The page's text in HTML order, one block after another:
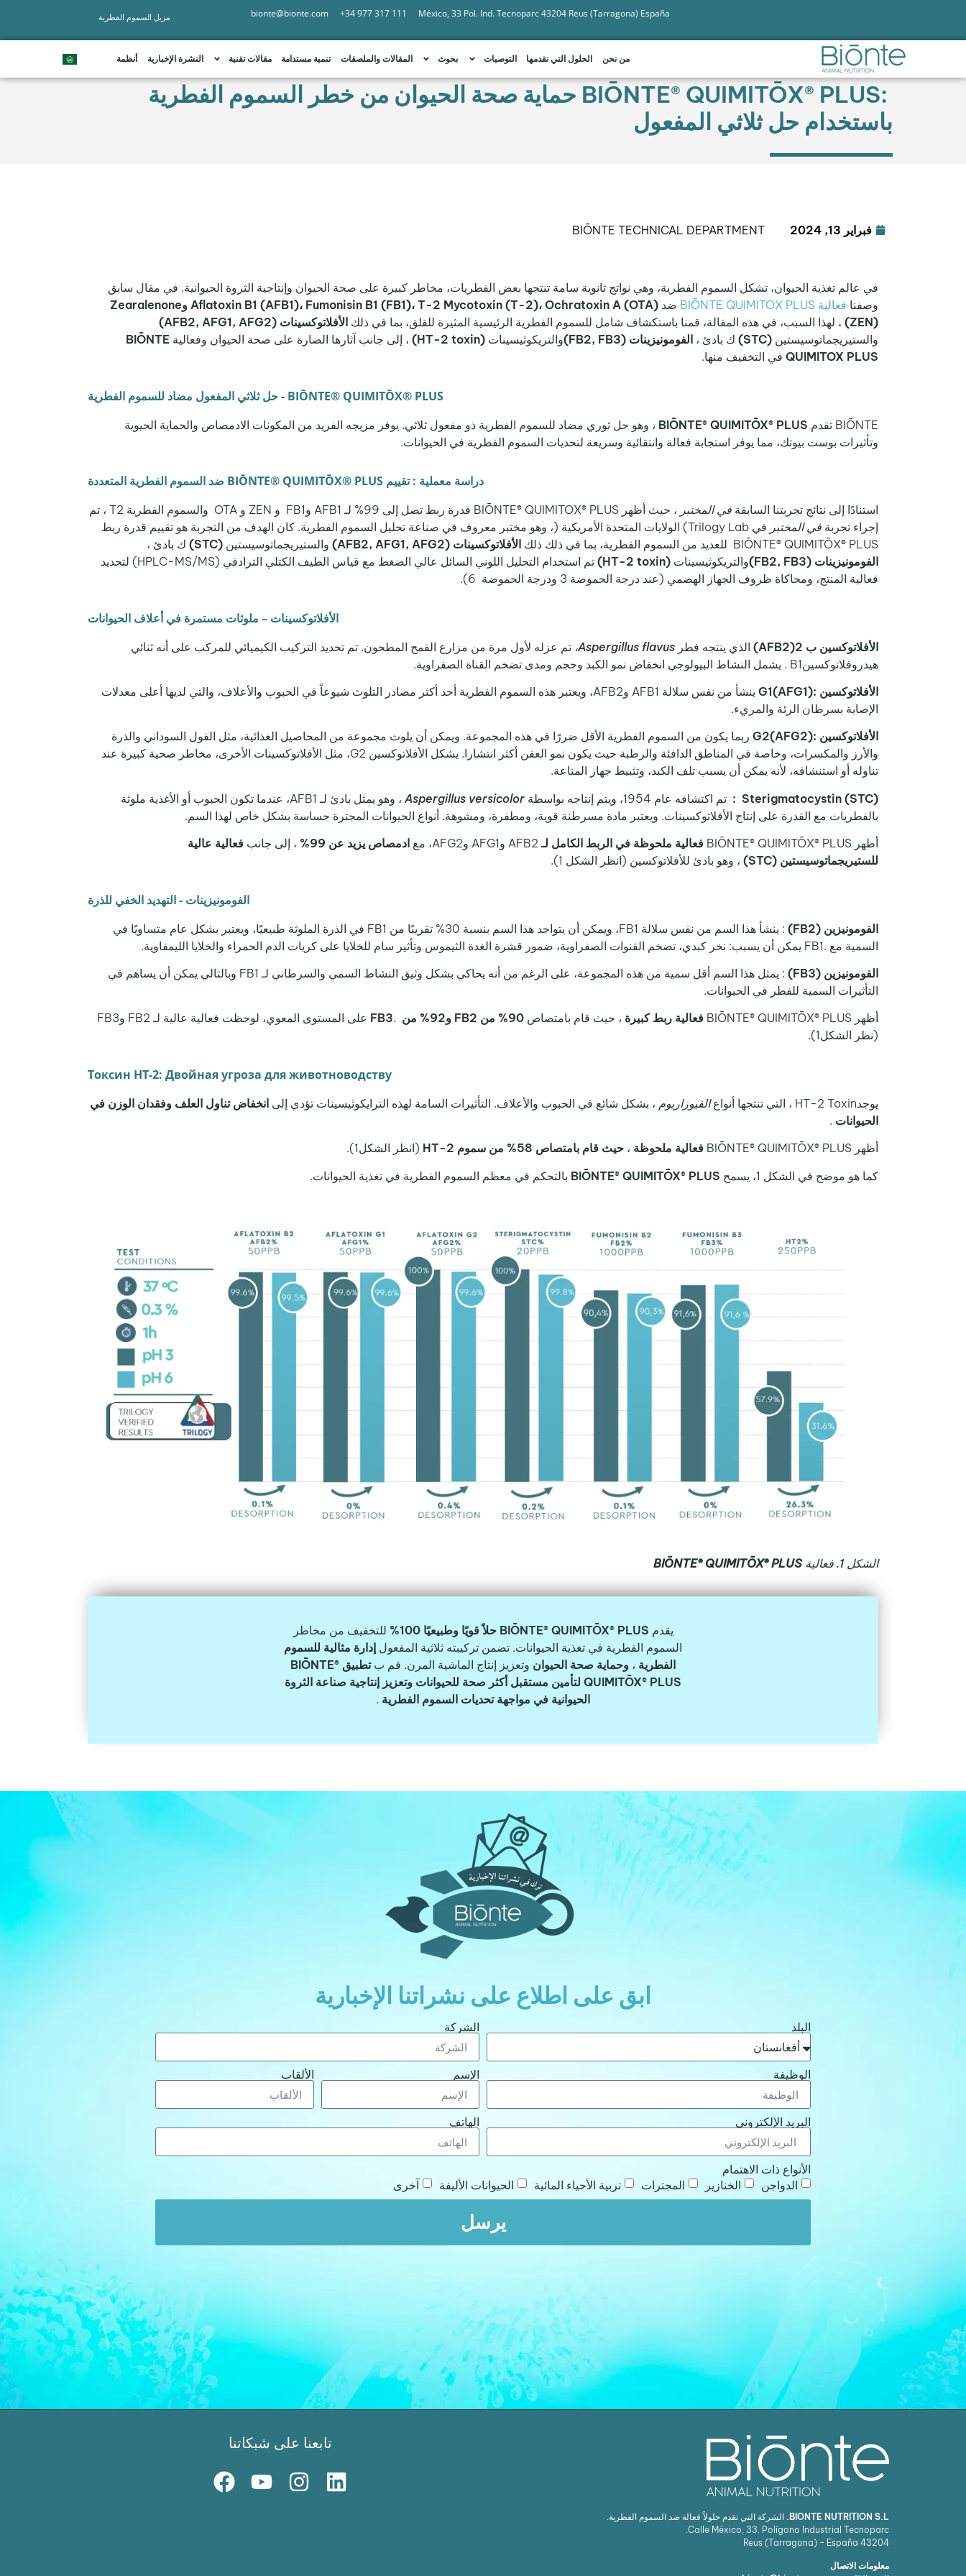
México, 33 Pol. Ind. Tecnoparc 43204 Reus (Tarragona) España
+34 977 317 111
bionte@bionte.com مزيل السموم الفطرية
من نحن الحلول التي نقدمها التوصيات بحوث المقالات والملصقات تنمية مستدامة مقالات تقنية النشرة الإخبارية أنظمة
:BIŌNTE® QUIMITŌX® PLUS حماية صحة الحيوان من خطر السموم الفطرية
باستخدام حل ثلاثي المفعول
فبراير 13, 2024 BIŌNTE TECHNICAL DEPARTMENT
في عالم تغذية الحيوان، تشكل السموم الفطرية، وهي نواتج ثانوية سامة تنتجها بعض الفطريات، مخاطر كبيرة على صحة الحيوان وإنتاجية الثروة الحيوانية. في مقال سابق
وصفنا فعالية BIŌNTE QUIMITOX PLUS ضد
Aflatoxin B1 (AFB1)، Fumonisin B1 (FB1)، T-2 Mycotoxin (T-2)، Ochratoxin A (OTA) وZearalenone
(ZEN) .
لهذا السبب، في هذه المقالة، قمنا باستكشاف شامل للسموم الفطرية الرئيسية المثيرة للقلق، بما في ذلك الأفلاتوكسينات (AFB2, AFG1, AFG2)
والستيريجماتوسيستين (STC) ك بادئ ، الفومونيزينات (FB2, FB3) والتريكوثيسينات (HT-2 toxin) ، إلى جانب آثارها الضارة على صحة الحيوان وفعالية BIŌNTE
QUIMITOX PLUS في التخفيف منها.
BIŌNTE® QUIMITŌX® PLUS - حل ثلاثي المفعول مضاد للسموم الفطرية
BIŌNTE تقدم BIŌNTE® QUIMITŌX® PLUS ، وهو حل ثوري مضاد للسموم الفطرية ذو مفعول ثلاثي. يوفر مزيجه الفريد من المكونات الادمصاص والحماية الحيوية
وتأثيرات بوست بيوتك، مما يوفر استجابة فعالة وانتقائية وسريعة لتحديات السموم الفطرية في الحيوانات.
دراسة معملية : تقييم BIŌNTE® QUIMITŌX® PLUS ضد السموم الفطرية المتعددة
استنادًا إلى نتائج تجربتنا السابقة في المختبر
، حيث أظهر BIŌNTE® QUIMITOX® PLUS قدرة ربط تصل إلى 99% لـ AFB1 وFB1 و ZEN و OTA والسموم الفطرية T2 ، تم
إجراء تجربة في المختبر
في Trilogy Lab) الولايات المتحدة الأمريكية (، وهو مختبر معروف في صناعة تحليل السموم الفطرية. كان الهدف من التجربة هو تقييم قدرة ربط
BIŌNTE® QUIMITŌX® PLUS للعديد من السموم الفطرية، بما في ذلك ذلك
الأفلاتوكسينات (AFB2, AFG1, AFG2) والستيريجماتوسيستين (STC)
ك بادئ ،
الفومونيزينات (FB2, FB3)
والتريكوثيسينات (HT-2 toxin)
تم استخدام التحليل اللوني السائل عالي الضغط مع قياس الطيف الكتلي الترادفي (HPLC-MS/MS) لتحديد
فعالية المنتج، ومحاكاة ظروف الجهاز الهضمي (عند درجة الحموضة 3 ودرجة الحموضة 6).
الأفلاتوكسينات – ملوثات مستمرة في أعلاف الحيوانات
الأفلاتوكسين ب 2(AFB2) الذي ينتجه فطر Aspergillus flavus، تم عزله لأول مرة من مزارع القمح المطحون. تم تحديد التركيب الكيميائي للمركب على أنه ثنائي
هيدروفلاتوكسينB1 . يشمل النشاط البيولوجي انخفاض نمو الكبد وحجم ومدى تضخم القناة الصفراوية.
الأفلاتوكسين :(AFG1)G1
ينشأ من نفس سلالة AFB1 وAFB2، ويعتبر هذه السموم الفطرية أحد أكثر مصادر التلوث شيوعاً في الحبوب والأعلاف، والتي لديها أعلى معدلات
الإصابة بسرطان الرئة والمريء.
الأفلاتوكسين :(AFG2)G2
ربما يكون من السموم الفطرية الأقل ضررًا في هذه المجموعة. ويمكن أن يلوث مجموعة من المحاصيل الغذائية، مثل الفول السوداني والذرة
والأرز والمكسرات، وخاصة في المناطق الدافئة والرطبة حيث يكون نمو العفن أكثر انتشارا. يشكل الأفلاتوكسين G2، مثل الأفلاتوكسينات الأخرى، مخاطر صحية كبيرة عند
تناوله أو استنشاقه، لأنه يمكن أن يسبب تلف الكبد، وتثبيط جهاز المناعة.
Sterigmatocystin (STC) :
تم اكتشافه عام 1954، ويتم إنتاجه بواسطة Aspergillus versicolor
، وهو يمثل بادئ لـ AFB1، عندما تكون الحبوب أو الأغذية ملوثة
بالفطريات مع القدرة على إنتاج الأفلاتوكسينات. ويعتبر مادة مسرطنة قوية، ومطفرة، ومشوهة. أنواع الحيوانات المجترة حساسة بشكل خاص لهذا السم.
أظهر BIŌNTE® QUIMITŌX® PLUS
فعالية ملحوظة في الربط الكامل لـ AFB2 وAFG1 وAFG2، مع ادمصاص يزيد عن 99% ، إلى جانب فعالية عالية
للستيريجماتوسيستين (STC)
، وهو بادئ للأفلاتوكسين (انظر الشكل 1).
الفومونيزينات - التهديد الخفي للذرة
الفومونيزين (FB2)
: ينشأ هذا السم من نفس سلالة FB1، ويمكن أن يتواجد هذا السم بنسبة 30% تقريبًا من FB1 في الذرة الملوثة طبيعيًا، ويعتبر بشكل عام متساويًا في
السمية مع .FB1 يمكن أن يسبب: نخر كبدي، تضخم القنوات الصفراوية، ضمور قشرة الغدة الثيموس وتأثير سام للخلايا على كريات الدم الحمراء والخلايا الليمفاوية.
الفومونيزين (FB3)
: يمثل هذا السم أقل سمية من هذه المجموعة، على الرغم من أنه يحاكي بشكل وثيق النشاط السمي والسرطاني لـ FB1 وبالتالي يمكن أن يساهم في
التأثيرات السمية للفطر في الحيوانات.
أظهر BIŌNTE® QUIMITŌX® PLUS
فعالية ربط كبيرة ، حيث قام بامتصاص 90% من FB2 و92% من .
FB3
(نظر الشكل1).
Токсин HT-2: Двойная угроза для животноводству
يوجدHT-2 Toxin ، التي تنتجها أنواع الفيوزاريوم ، بشكل شائع في الحبوب والأعلاف. التأثيرات السامة لهذه الترايكوثيسينات تؤدي إلى انخفاض تناول العلف وفقدان الوزن في
الحيوانات .
أظهر BIŌNTE® QUIMITŌX® PLUS
فعالية ملحوظة ، حيث قام بامتصاص 58% من سموم HT-2
(انظر الشكل1).
كما هو موضح في الشكل 1، يسمح
BIŌNTE® QUIMITŌX® PLUS بالتحكم في معظم السموم الفطرية في تغذية الحيوانات.
الشكل 1. فعالية BIŌNTE® QUIMITŌX® PLUS
يقدم BIŌNTE® QUIMITŌX® PLUS حلاً قويًا وطبيعيًا 100%
للتخفيف من مخاطر
السموم الفطرية في تغذية الحيوانات. تضمن تركيبته ثلاثية المفعول إدارة مثالية للسموم
الفطرية ، وحماية صحة الحيوان وتعزيز إنتاج الماشية المرن. قم ب
تطبيق BIŌNTE®
QUIMITŌX® PLUS لتأمين مستقبل أكثر صحة للحيوانات وتعزيز إنتاجية صناعة الثروة
الحيوانية في مواجهة تحديات السموم الفطرية .
ابق على اطلاع على نشراتنا الإخبارية
البلد الشركة
الوظيفة الإسم الألقاب
البريد الإلكتروني الهاتف
الأنواع ذات الاهتمام
الدواجن
الخنازير المجترات تربية الأحياء المائية الحيوانات الأليفة آخرى
يرسل
BIONTE NUTRITION S.L. الشركة التي تقدم حلولاً فعالة ضد السموم الفطرية.
Calle México, 33. Polígono Industrial Tecnoparc.
43204
Reus (Tarragona) - España
معلومات الاتصال
تابعنا على شبكاتنا